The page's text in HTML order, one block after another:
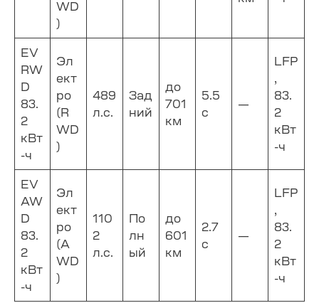
WD
)
EV
RW
D
83.
2
кВт
-ч
Эл
ект
ро
(R
WD
)
489
л.с.
Зад
ний
до
701
км
5.5
с
—
LFP
83.
2
кВт
-ч
EV
AW
D
83.
2
кВт
-ч
Эл
ект
ро
(A
WD
)
110
2
л.с.
По
лн
ый
до
601
км
2.7
с
—
LFP
83.
2
кВт
-ч